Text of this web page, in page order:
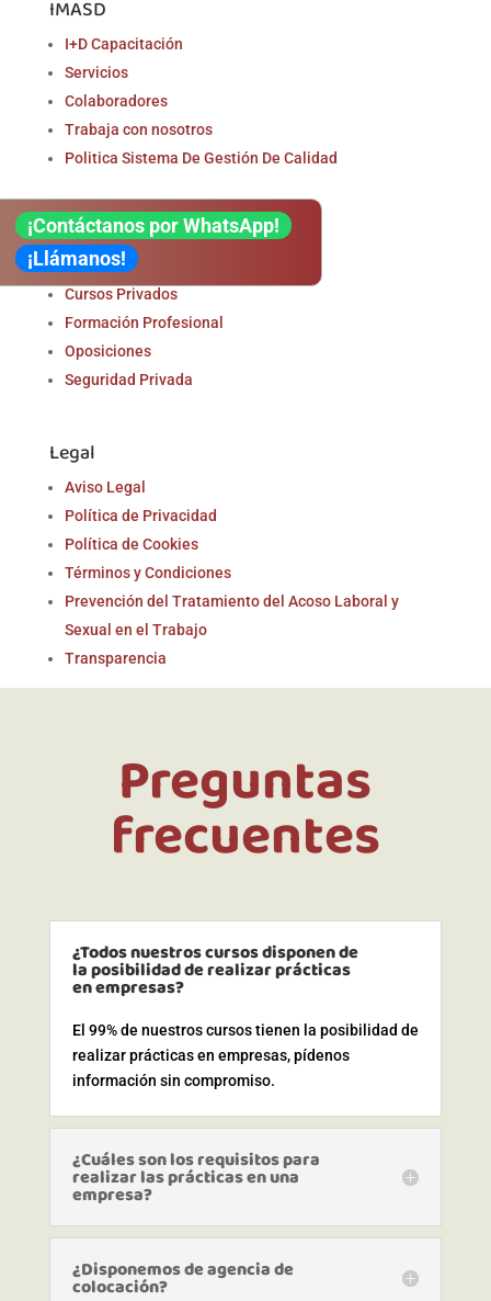
IMASD
I+D Capacitación
Servicios
Colaboradores
Trabaja con nosotros
Politica Sistema De Gestión De Calidad
Formación
Cursos Certificados
Cursos Privados
Formación Profesional
Oposiciones
Seguridad Privada
Legal
Aviso Legal
Política de Privacidad
Política de Cookies
Términos y Condiciones
Prevención del Tratamiento del Acoso Laboral y
Sexual en el Trabajo
Transparencia
Preguntas
frecuentes
¿Todos nuestros cursos disponen de
la posibilidad de realizar prácticas
en empresas?
El 99% de nuestros cursos tienen la posibilidad de
realizar prácticas en empresas, pídenos
información sin compromiso.
¿Cuáles son los requisitos para
realizar las prácticas en una
empresa?
¿Disponemos de agencia de
colocación?
¡Contáctanos por WhatsApp!
¡Llámanos!